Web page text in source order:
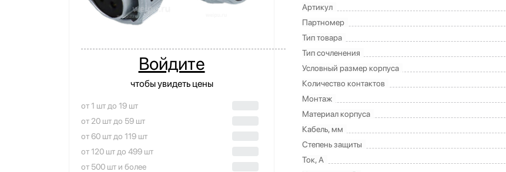
Войдите
чтобы увидеть цены
от 1 шт до 19 шт
от 20 шт до 59 шт
от 60 шт до 119 шт
от 120 шт до 499 шт
от 500 шт и более
Артикул
Партномер
Тип товара
Тип сочленения
Условный размер корпуса
Количество контактов
Монтаж
Материал корпуса
Кабель, мм
Степень защиты
Ток, А